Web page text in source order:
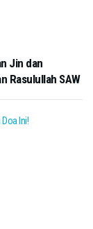
Jin dan
Rasulullah SAW